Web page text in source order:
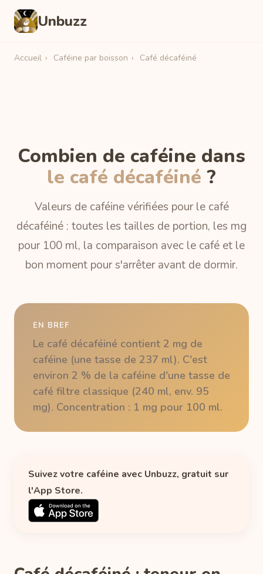
Unbuzz
Accueil › Caféine par boisson › Café décaféiné
Combien de caféine dans
le café décaféiné ?
Valeurs de caféine vérifiées pour le café
décaféiné : toutes les tailles de portion, les mg
pour 100 ml, la comparaison avec le café et le
bon moment pour s'arrêter avant de dormir.
EN BREF
Le café décaféiné contient 2 mg de
caféine (une tasse de 237 ml). C'est
environ 2 % de la caféine d'une tasse de
café filtre classique (240 ml, env. 95
mg). Concentration : 1 mg pour 100 ml.
Suivez votre caféine avec Unbuzz, gratuit sur
l'App Store.